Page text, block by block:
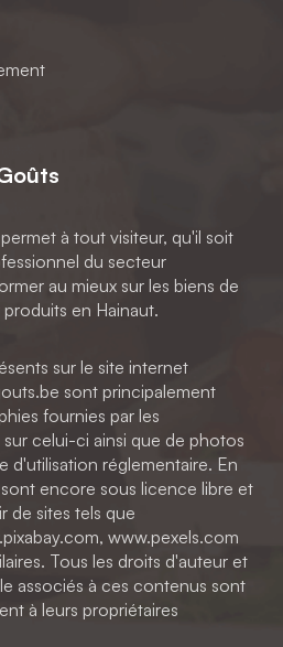
à tout visiteur, qu'il soit
du secteur
au mieux sur les biens de
en Hainaut.
sur le site internet
sont principalement
fournies par les
celui-ci ainsi que de photos
d'utilisation réglementaire. En
encore sous licence libre et
de sites tels que
www.pexels.com
Tous les droits d'auteur et
associés à ces contenus sont
à leurs propriétaires